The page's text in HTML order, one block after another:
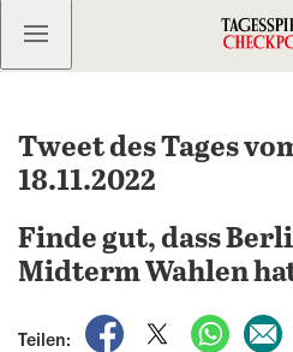
Kostenlos anmelden
Tweet des Tages
18.11.2022
Finde gut, dass
Midterm Wahlen
Teilen:
auf Facebook teilen
auf X teilen
per